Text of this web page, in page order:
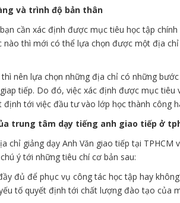
và trình độ bản thân
cần xác định được mục tiêu học tập
thì mới có thể lựa chọn được một địa
nên lựa chọn những địa chỉ có những
tiếp. Do đó, việc xác định được mục tiêu
tới việc đầu tư vào lớp học thành công
trung tâm dạy tiếng anh giao tiếp ở
chỉ giảng dạy Anh Văn giao tiếp tại TPHCM
ý tới những tiêu chí cơ bản sau:
đủ để phục vụ công tác học tập hay
tố quyết định tới chất lượng đào tạo của